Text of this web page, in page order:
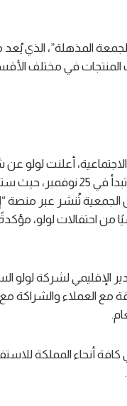
المذهلة”، الذي
كبرى تتجاوز 70% على آلاف
أعلنت لولو
من احتفالات لولو،
الإقليمي لشركة لولو
لـ 16 عامًا من بناء الثقة مع
أنحاء المملكة